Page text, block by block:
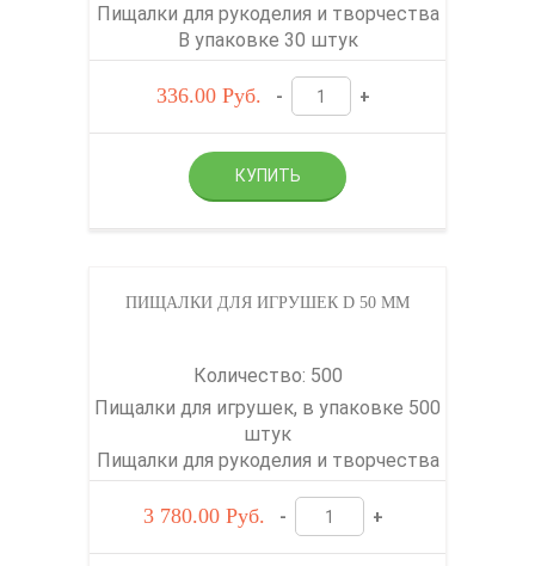
Пищалки для рукоделия и творчества
В упаковке 30 штук
336.00 Руб. - +
ПИЩАЛКИ ДЛЯ ИГРУШЕК D 50 ММ
Количество: 500
Пищалки для игрушек, в упаковке 500
штук
Пищалки для рукоделия и творчества
3 780.00 Руб. - +